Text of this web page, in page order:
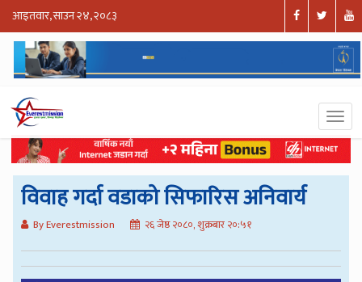
आइतवार, साउन २४, २०८३
विवाह गर्दा वडाको सिफारिस अनिवार्य
By Everestmission २६ जेष्ठ २०८०, शुक्रबार २०:५१